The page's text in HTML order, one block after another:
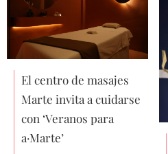
El centro de masajes
Marte invita a cuidarse
con ‘Veranos para
a·Marte’